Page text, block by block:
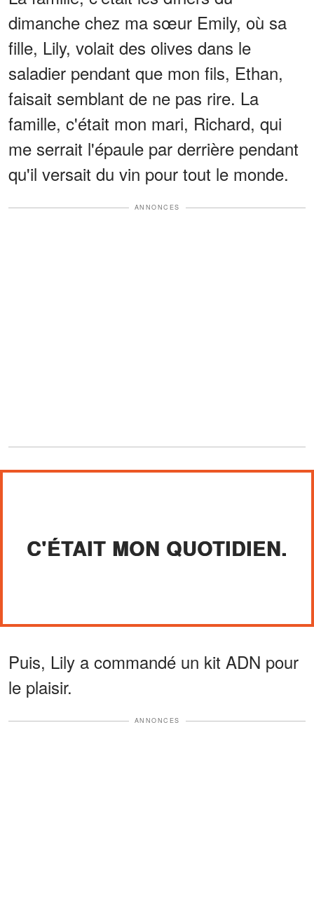
dimanche chez ma sœur Emily, où sa
fille, Lily, volait des olives dans le
saladier pendant que mon fils, Ethan,
faisait semblant de ne pas rire. La
famille, c'était mon mari, Richard, qui
me serrait l'épaule par derrière pendant
qu'il versait du vin pour tout le monde.
ANNONCES
C'ÉTAIT MON QUOTIDIEN.
Puis, Lily a commandé un kit ADN pour
le plaisir.
ANNONCES